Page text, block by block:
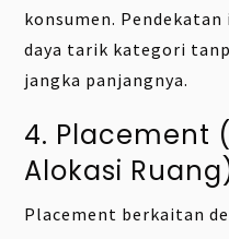
konsumen.
daya tarik kategori
jangka panjangnya.
4. Placement
Alokasi
Placement berkaitan